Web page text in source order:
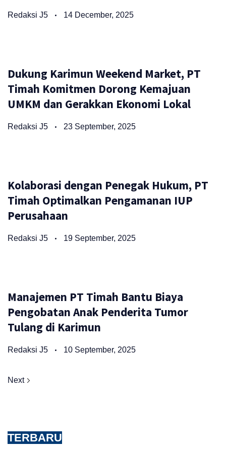
Redaksi J5 14 December, 2025
Dukung Karimun Weekend Market, PT
Timah Komitmen Dorong Kemajuan
UMKM dan Gerakkan Ekonomi Lokal
Redaksi J5 23 September, 2025
Kolaborasi dengan Penegak Hukum, PT
Timah Optimalkan Pengamanan IUP
Perusahaan
Redaksi J5 19 September, 2025
Manajemen PT Timah Bantu Biaya
Pengobatan Anak Penderita Tumor
Tulang di Karimun
Redaksi J5 10 September, 2025
Next
TERBARU